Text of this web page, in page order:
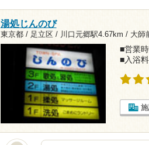
湯処じんのび
東京都 / 足立区 / 川口元郷駅4.67km / 大師
■営業
■入浴